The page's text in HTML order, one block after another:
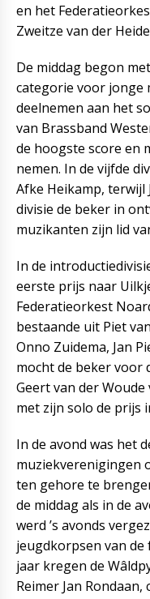
en het
Zweitze van der
De middag begon
categorie voor jonge
deelnemen aan het
van Brassband
de hoogste score en
nemen. In de vijfde
Afke Heikamp, terwijl
divisie de beker in
muzikanten zijn lid
In de
eerste prijs naar
Federatieorkest
bestaande uit Piet
Onno Zuidema, Jan
mocht de beker voor
Geert van der
met zijn solo de prijs
In de avond was het
muziekverenigingen
ten gehore te
de middag als in de
werd ’s avonds
jeugdkorpsen van de
jaar kregen de
Reimer Jan